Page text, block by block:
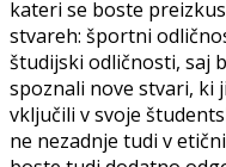
kateri se boste
stvareh: športni
študijski odličnosti, saj
spoznali nove stvari, ki
vključili v svoje
ne nezadnje tudi v